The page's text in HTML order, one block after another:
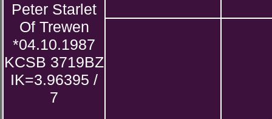
Peter Starlet
Of Trewen
*04.10.1987
KCSB 3719BZ
IK=3.96395 /
7